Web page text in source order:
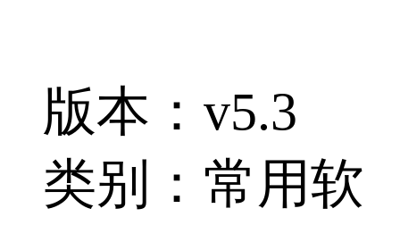
版本：v5.3
类别：常用软